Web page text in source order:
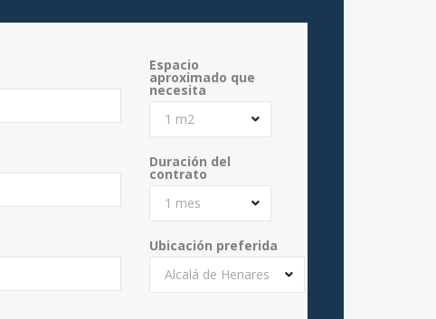
Espacio
aproximado que
necesita
1 m2
Duración del
contrato
1 mes
Ubicación preferida
Alcalá de Henares